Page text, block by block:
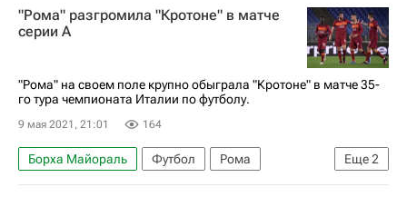
"Рома" разгромила "Кротоне" в матче
серии А
"Рома" на своем поле крупно обыграла "Кротоне" в матче 35-
го тура чемпионата Италии по футболу.
9 мая 2021, 21:01 164
Еще2
Борха Майораль Футбол
Рома
Кротоне
Лоренцо Пеллегрини